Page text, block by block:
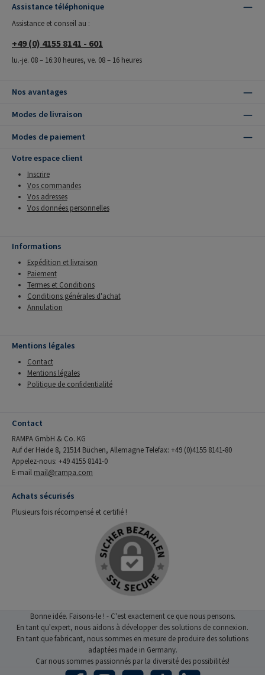
Assistance téléphonique
Assistance et conseil au :
+49 (0) 4155 8141 - 601
lu.-je. 08 – 16:30 heures, ve. 08 – 16 heures
Nos avantages
Modes de livraison
Modes de paiement
Votre espace client
Inscrire
Vos commandes
Vos adresses
Vos données personnelles
Informations
Expédition et livraison
Paiement
Termes et Conditions
Conditions générales d'achat
Annulation
Mentions légales
Contact
Mentions légales
Politique de confidentialité
Contact
RAMPA GmbH & Co. KG
Auf der Heide 8, 21514 Büchen, Allemagne Telefax: +49 (0)4155 8141-80
Appelez-nous: +49 4155 8141-0
E-mail mail@rampa.com
Achats sécurisés
Plusieurs fois récompensé et certifié !
Bonne idée. Faisons-le ! - C'est exactement ce que nous pensons.
En tant qu'expert, nous aidons à développer des solutions de connexion.
En tant que fabricant, nous sommes en mesure de produire des solutions
adaptées made in Germany.
Car nous sommes passionnés par la diversité des possibilités!